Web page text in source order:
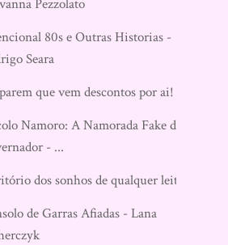
Pezzolato
80s e Outras Historias -
Seara
que vem descontos por ai!
Namoro: A Namorada Fake do
- ...
dos sonhos de qualquer leitor
de Garras Afiadas - Lana